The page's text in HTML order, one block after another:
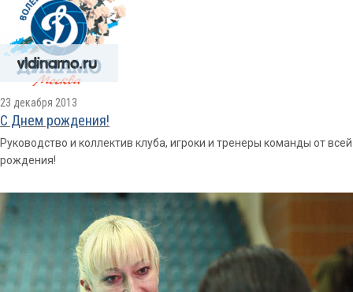
23 декабря 2013
С Днем рождения!
Руководство и коллектив клуба, игроки и тренеры команды от
рождения!